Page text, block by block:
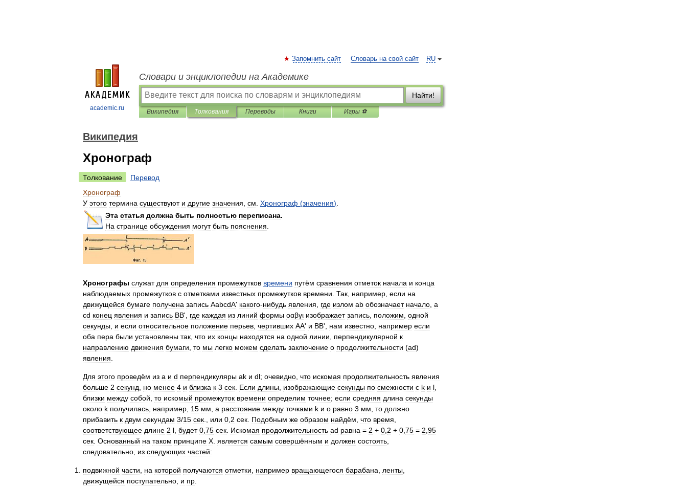
academic.ru
RU
Запомнить сайт Словарь на свой сайт
Словари и энциклопедии на Академике
Найти!
Википедия Толкования Переводы Книги Игры ⚽
Википедия
Хронограф
Толкование
Перевод
Хронограф
У этого термина существуют и другие значения см Хронограф (значения)
Эта статья должна быть полностью переписана.
На странице обсуждения могут быть пояснения
Хронографы служат для определения промежутков времени путём сравнения отметок начала и конца
наблюдаемых промежутков с отметками известных промежутков времени. Так, например, если на
движущейся бумаге получена запись AabcdA' какого-нибудь явления, где излом ab обозначает начало, a
cd конец явления и запись BB', где каждая из линий формы οαβγι изображает запись, положим, одной
секунды, и если относительное положение перьев, чертивших АА' и ВВ', нам известно, например если
оба пера были установлены так, что их концы находятся на одной линии, перпендикулярной к
направлению движения бумаги, то мы легко можем сделать заключение о продолжительности (ad)
явления.
Для этого проведём из а и d перпендикуляры ak и dl; очевидно, что искомая продолжительность явления
больше 2 секунд, но менее 4 и близка к 3 сек. Если длины, изображающие секунды по смежности с k и l,
близки между собой, то искомый промежуток времени определим точнее; если средняя длина секунды
около k получилась, например, 15 мм, а расстояние между точками k и о равно 3 мм, то должно
прибавить к двум секундам 3/15 сек., или 0,2 сек. Подобным же образом найдём, что время,
соответствующее длине 2 l, будет 0,75 сек. Искомая продолжительность ad равна = 2 + 0,2 + 0,75 = 2,95
сек. Основанный на таком принципе X. является самым совершённым и должен состоять,
следовательно, из следующих частей:
подвижной части, на которой получаются отметки, например вращающегося барабана, ленты,
движущейся поступательно, и пр.